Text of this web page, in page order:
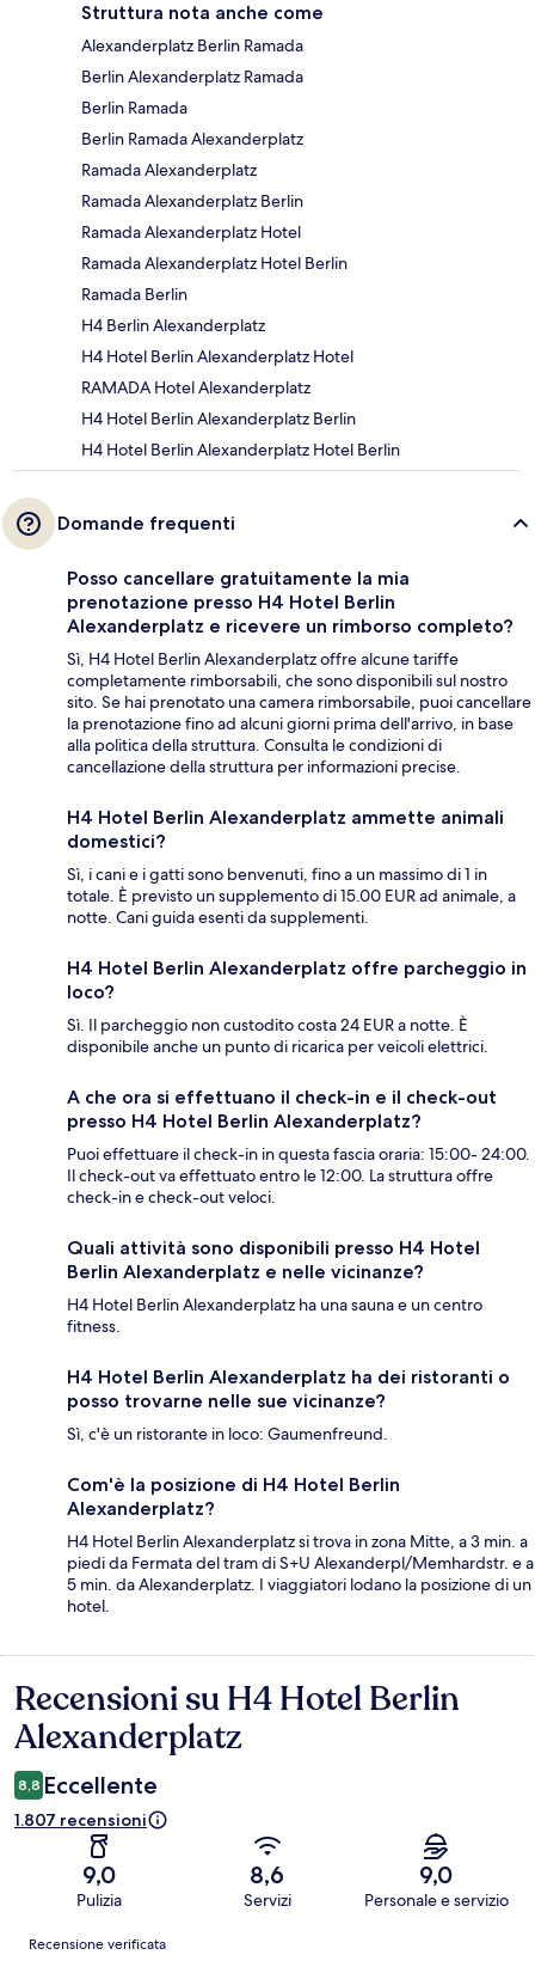
Struttura nota anche come
Alexanderplatz Berlin Ramada
Berlin Alexanderplatz Ramada
Berlin Ramada
Berlin Ramada Alexanderplatz
Ramada Alexanderplatz
Ramada Alexanderplatz Berlin
Ramada Alexanderplatz Hotel
Ramada Alexanderplatz Hotel Berlin
Ramada Berlin
H4 Berlin Alexanderplatz
H4 Hotel Berlin Alexanderplatz Hotel
RAMADA Hotel Alexanderplatz
H4 Hotel Berlin Alexanderplatz Berlin
H4 Hotel Berlin Alexanderplatz Hotel Berlin
Domande frequenti
Posso cancellare gratuitamente la mia
prenotazione presso H4 Hotel Berlin
Alexanderplatz e ricevere un rimborso completo?
Sì, H4 Hotel Berlin Alexanderplatz offre alcune tariffe
completamente rimborsabili, che sono disponibili sul nostro
sito. Se hai prenotato una camera rimborsabile, puoi cancellare
la prenotazione fino ad alcuni giorni prima dell'arrivo, in base
alla politica della struttura. Consulta le condizioni di
cancellazione della struttura per informazioni precise.
H4 Hotel Berlin Alexanderplatz ammette animali
domestici?
Sì, i cani e i gatti sono benvenuti, fino a un massimo di 1 in
totale. È previsto un supplemento di 15.00 EUR ad animale, a
notte. Cani guida esenti da supplementi.
H4 Hotel Berlin Alexanderplatz offre parcheggio in
loco?
Sì. Il parcheggio non custodito costa 24 EUR a notte. È
disponibile anche un punto di ricarica per veicoli elettrici.
A che ora si effettuano il check-in e il check-out
presso H4 Hotel Berlin Alexanderplatz?
Puoi effettuare il check-in in questa fascia oraria: 15:00- 24:00.
Il check-out va effettuato entro le 12:00. La struttura offre
check-in e check-out veloci.
Quali attività sono disponibili presso H4 Hotel
Berlin Alexanderplatz e nelle vicinanze?
H4 Hotel Berlin Alexanderplatz ha una sauna e un centro
fitness.
H4 Hotel Berlin Alexanderplatz ha dei ristoranti o
posso trovarne nelle sue vicinanze?
Sì, c'è un ristorante in loco: Gaumenfreund.
Com'è la posizione di H4 Hotel Berlin
Alexanderplatz?
H4 Hotel Berlin Alexanderplatz si trova in zona Mitte, a 3 min. a
piedi da Fermata del tram di S+U Alexanderpl/Memhardstr. e a
5 min. da Alexanderplatz. I viaggiatori lodano la posizione di un
hotel.
Recensioni
Recensioni su H4 Hotel Berlin
Alexanderplatz
8,8 Eccellente
1.807 recensioni
9,0
Pulizia
8,6
Servizi
9,0
Personale e servizio
Recensioni
Recensione verificata